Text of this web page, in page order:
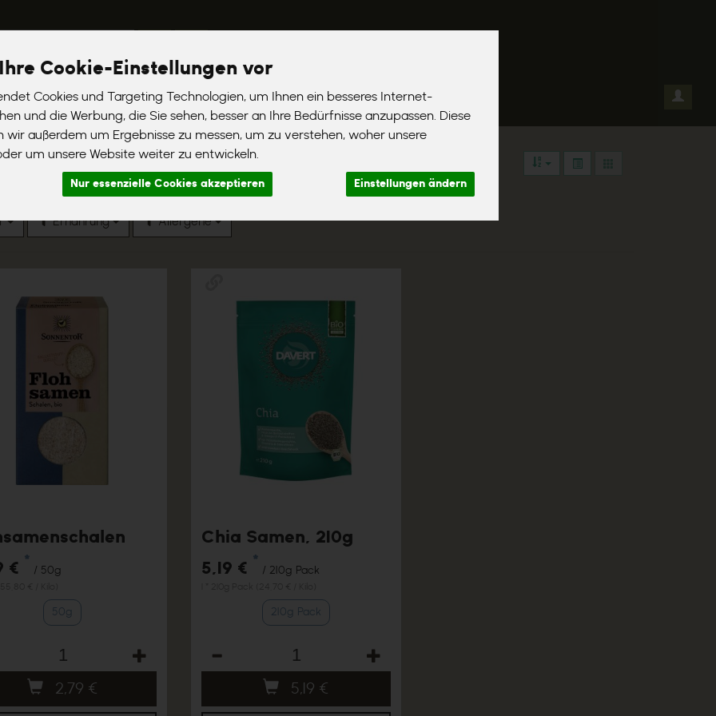
Cookie-Einstellungen vor
Cookies und Targeting Technologien, um Ihnen ein besseres Internet-
und die Werbung, die Sie sehen, besser an Ihre Bedürfnisse anzupassen. Diese
wir außerdem um Ergebnisse zu messen, um zu verstehen, woher unsere
um unsere Website weiter zu entwickeln.
Nur essenzielle Cookies akzeptieren Einstellungen ändern
Liefergebiete Häufig gestellte Fragen Aktionsartikel
Ernährung Allergene
€ *
/ 50g
50g
2,79 €
Chia Samen, 210g
5,19 € *
/ 210g Pack
210g Pack
5,19 €